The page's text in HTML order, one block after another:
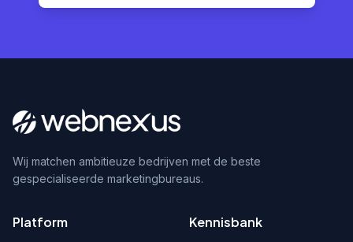
Wij matchen ambitieuze bedrijven met de beste
gespecialiseerde marketingbureaus.
Platform Kennisbank